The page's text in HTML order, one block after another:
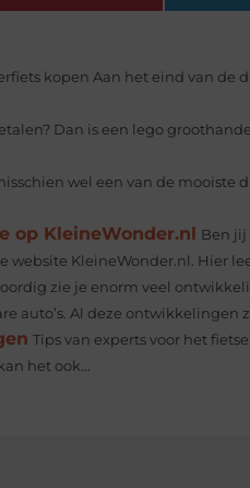
kopen Aan het eind van de
Dan is een lego
wel een van de mooiste
op KleineWonder.nl
Ben jij
website KleineWonder.nl. Hier
zie je enorm veel
auto’s. Al deze ontwikkelingen
Tips van experts voor het
het ook...